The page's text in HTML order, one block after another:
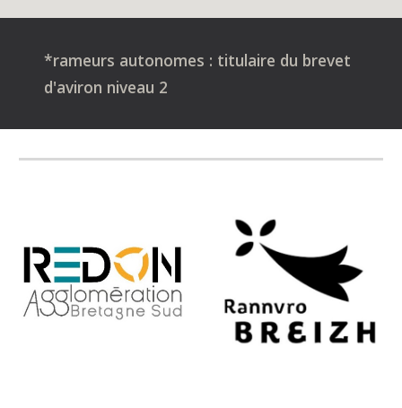
*rameurs autonomes : titulaire du brevet
d'aviron niveau 2